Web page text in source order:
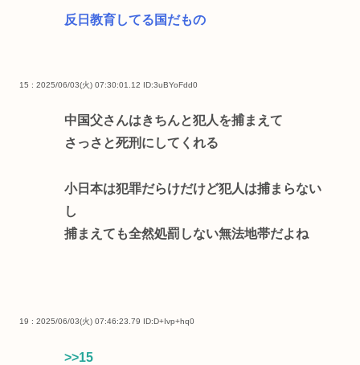
反日教育してる国だもの
15 : 2025/06/03(火) 07:30:01.12 ID:3uBYoFdd0
中国父さんはきちんと犯人を捕まえて
さっさと死刑にしてくれる
小日本は犯罪だらけだけど犯人は捕まらない
し
捕まえても全然処罰しない無法地帯だよね
19 : 2025/06/03(火) 07:46:23.79 ID:D+Ivp+hq0
>>15